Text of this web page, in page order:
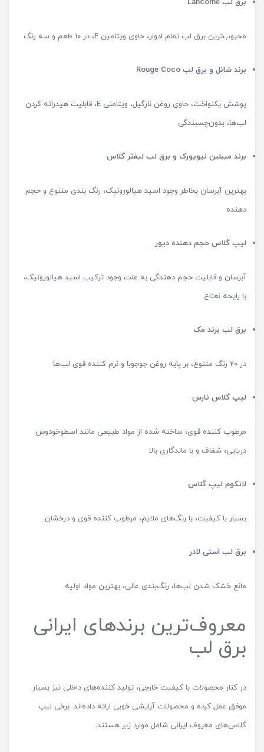
برق لب Lancome
محبوب‌ترین برق لب تمام ادوار، حاوی ویتامین E، در 10 طعم و سه رنگ
برند شانل و برق لب Rouge Coco
پوشش یکنواخت، حاوی روغن نارگیل، ویتامنی E، قابلیت هیدراته کردن
لب‌ها، بدون‌چسبندگی
برند میبلین نیویورک و برق لب لیفتر گلاس
بهترین آبرسان بخاطر وجود اسید هیالورونیک، رنگ بندی متنوع و حجم
دهنده
لیپ گلاس حجم دهنده دیور
آبرسان و قابلیت حجم دهندگی به علت وجود ترکیب اسید هیالورونیک،
با رایحه نعناع
برق لب برند مک
در 20 رنگ متنوع، بر پایه روغن جوجوبا و نرم کننده قوی لب‌ها
لیپ گلاس نارس
مرطوب کننده قوی، ساخته شده از مواد طبیعی مانند اسطوخودوس
دریایی، شفاف و با ماندگاری بالا
لانکوم لیپ گلاس
بسیار با کیفیت، با رنگ‌های ملایم، مرطوب کننده قوی و درخشان
برق لب استی لادر
مانع خشک شدن لب‌ها، رنگ‌بندی عالی، بهترین مواد اولیه
معروف‌ترین برندهای ایرانی
برق لب
در کنار محصولات با کیفیت خارجی، تولید کننده‌های داخلی نیز بسیار
موفق عمل کرده و محصولات آرایشی خوبی ارائه داده‌اند. برخی لیپ
گلاس‌های معروف ایرانی شامل موارد زیر هستند: